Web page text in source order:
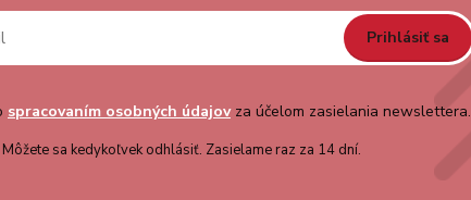
Prihlásiť sa
spracovaním osobných údajovza účelom zasielania newslettera.
Môžete sa kedykoľvek odhlásiť. Zasielame raz za 14 dní.